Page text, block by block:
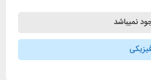
نمیباشد